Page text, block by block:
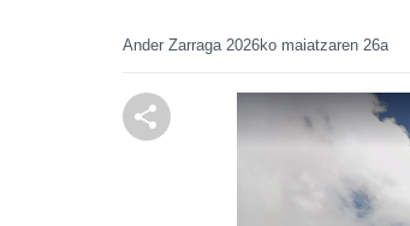
Ander Zarraga 2026ko maiatzaren 26a